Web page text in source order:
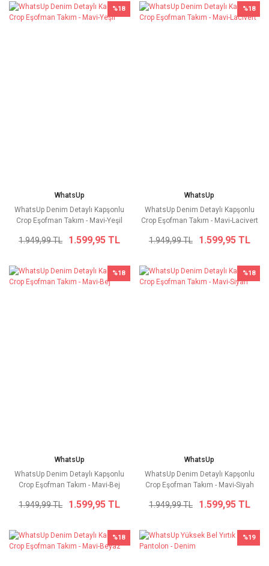
%18
WhatsUp
WhatsUp Denim Detaylı Kapşonlu
Crop Eşofman Takım - Mavi-Yeşil
1.949,99 TL 1.599,95 TL
%18
WhatsUp
WhatsUp Denim Detaylı Kapşonlu
Crop Eşofman Takım - Mavi-Lacivert
1.949,99 TL 1.599,95 TL
%18
WhatsUp
WhatsUp Denim Detaylı Kapşonlu
Crop Eşofman Takım - Mavi-Bej
1.949,99 TL 1.599,95 TL
%18
WhatsUp
WhatsUp Denim Detaylı Kapşonlu
Crop Eşofman Takım - Mavi-Siyah
1.949,99 TL 1.599,95 TL
%18 %19